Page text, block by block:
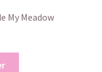
My Meadow